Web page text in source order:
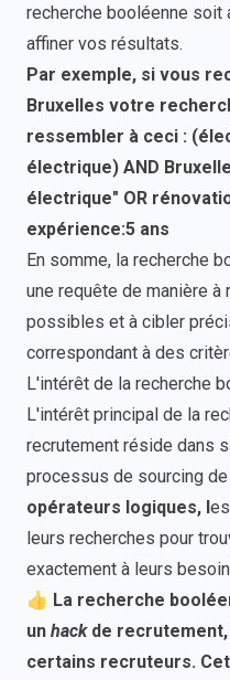
recherche booléenne
affiner vos résultats.
Par exemple, si vous
Bruxelles votre
ressembler à ceci :
électrique) AND
électrique" OR
expérience:5 ans
En somme, la recherche
une requête de manière à
possibles et à cibler
correspondant à des
L'intérêt de la recherche
L'intérêt principal de la
recrutement réside dans
processus de sourcing
opérateurs logiques, l
leurs recherches pour
exactement à leurs
👍 La recherche
un hack de
certains recruteurs.